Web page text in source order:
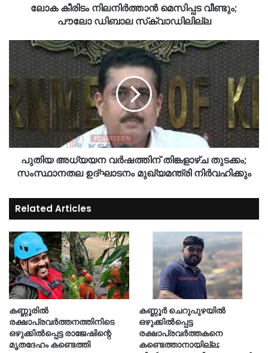
ലോക കീരിടം നിലനിര്‍ത്താന്‍ മെസിപ്പട വീണ്ടും;
പൗലോ ഡിബാല സ്‌ക്വാഡിലില്ല
പുതിയ അധ്യയന വർഷത്തിന് തിങ്കളാഴ്ച തുടക്കം;
സംസ്ഥാനതല ഉദ്ഘാടനം മുഖ്യമന്ത്രി നിർവഹിക്കും
Related Articles
കണ്ണൂരിൽ
രക്ഷാപ്രവർത്തനത്തിനിടെ
ഒഴുക്കിൽപ്പെട്ട രാജേഷിന്റെ
മൃതദേഹം കണ്ടെത്തി
കണ്ണൂർ ചെറുപുഴയിൽ
ഒഴുക്കിൽപ്പെട്ട
രക്ഷാപ്രവർത്തകനെ
കണ്ടെത്താനായില്ല;